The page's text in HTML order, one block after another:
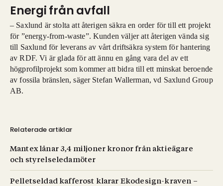
Energi från avfall
– Saxlund är stolta att återigen säkra en order för till ett projekt
för ”energy-from-waste”. Kunden väljer att återigen vända sig
till Saxlund för leverans av vårt driftsäkra system för hantering
av RDF. Vi är glada för att ännu en gång vara del av ett
högprofilprojekt som kommer att bidra till ett minskat beroende
av fossila bränslen, säger Stefan Wallerman, vd Saxlund Group
AB.
Relaterade artiklar
Mantex lånar 3,4 miljoner kronor från aktieägare
och styrelseledamöter
Pelletseldad kafferost klarar Ekodesign-kraven –